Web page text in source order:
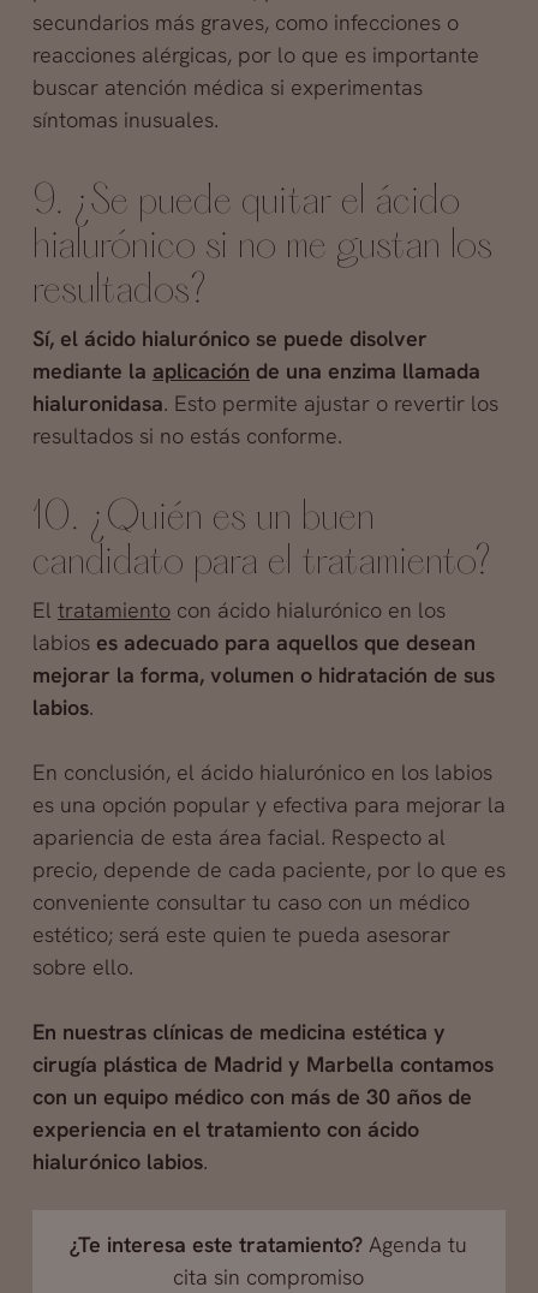
secundarios más graves, como infecciones o
reacciones alérgicas, por lo que es importante
buscar atención médica si experimentas
síntomas inusuales.
9. ¿Se puede quitar el ácido
hialurónico si no me gustan los
resultados?
Sí, el ácido hialurónico se puede disolver
mediante la aplicación de una enzima llamada
hialuronidasa. Esto permite ajustar o revertir los
resultados si no estás conforme.
10. ¿Quién es un buen
candidato para el tratamiento?
El tratamientocon ácido hialurónico en los
labioses adecuado para aquellos que desean
mejorar la forma, volumen o hidratación de sus
labios.
En conclusión, el ácido hialurónico en los labios
es una opción popular y efectiva para mejorar la
apariencia de esta área facial. Respecto al
precio, depende de cada paciente, por lo que es
conveniente consultar tu caso con un médico
estético; será este quien te pueda asesorar
sobre ello.
En nuestras clínicas de medicina estética y
cirugía plástica de Madrid y Marbella contamos
con un equipo médico con más de 30 años de
experiencia en el tratamiento con ácido
hialurónico labios.
¿Te interesa este tratamiento? Agenda tu
cita sin compromiso